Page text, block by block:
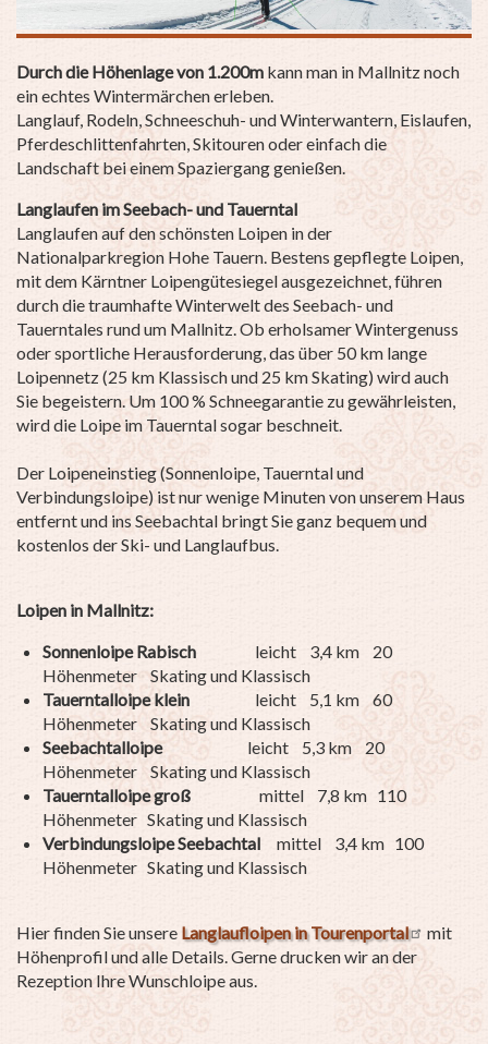
Durch die Höhenlage von 1.200m kann man in Mallnitz noch
ein echtes Wintermärchen erleben.
Langlauf, Rodeln, Schneeschuh- und Winterwantern, Eislaufen,
Pferdeschlittenfahrten, Skitouren oder einfach die
Landschaft bei einem Spaziergang genießen.
Langlaufen im Seebach- und Tauerntal
Langlaufen auf den schönsten Loipen in der
Nationalparkregion Hohe Tauern. Bestens gepflegte Loipen,
mit dem Kärntner Loipengütesiegel ausgezeichnet, führen
durch die traumhafte Winterwelt des Seebach- und
Tauerntales rund um Mallnitz. Ob erholsamer Wintergenuss
oder sportliche Herausforderung, das über 50 km lange
Loipennetz (25 km Klassisch und 25 km Skating) wird auch
Sie begeistern. Um 100 % Schneegarantie zu gewährleisten,
wird die Loipe im Tauerntal sogar beschneit.
Der Loipeneinstieg (Sonnenloipe, Tauerntal und
Verbindungsloipe) ist nur wenige Minuten von unserem Haus
entfernt und ins Seebachtal bringt Sie ganz bequem und
kostenlos der Ski- und Langlaufbus.
Loipen in Mallnitz:
Sonnenloipe Rabisch leicht 3,4 km 20
Höhenmeter Skating und Klassisch
Tauerntalloipe klein
leicht
5,1 km 60
Höhenmeter Skating und Klassisch
Seebachtalloipe
leicht
5,3 km 20
Höhenmeter Skating und Klassisch
Tauerntalloipe groß mittel
7,8 km 110
Höhenmeter Skating und Klassisch
Verbindungsloipe Seebachtal mittel
3,4 km 100
Höhenmeter Skating und Klassisch
Hier finden Sie unsere Langlaufloipen in Tourenportal
mit
Höhenprofil und alle Details. Gerne drucken wir an der
Rezeption Ihre Wunschloipe aus.